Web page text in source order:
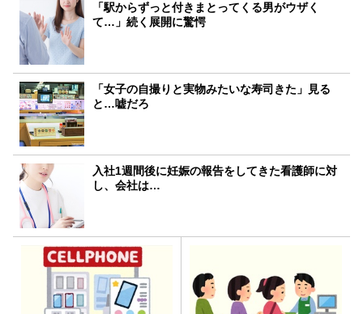
「駅からずっと付きまとってくる男がウザく
て…」続く展開に驚愕
「女子の自撮りと実物みたいな寿司きた」見る
と…嘘だろ
入社1週間後に妊娠の報告をしてきた看護師に対
し、会社は…